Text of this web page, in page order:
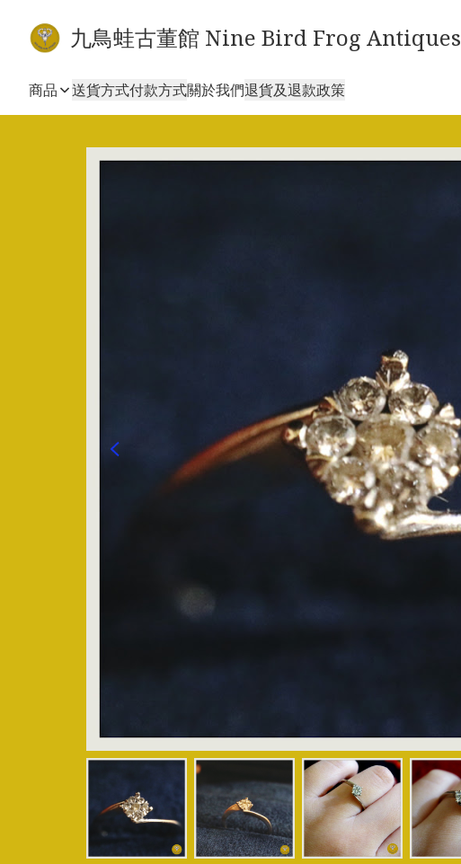
九鳥蛙古董館 Nine Bird Frog Antiques
商品 送貨方式付款方式關於我們退貨及退款政策